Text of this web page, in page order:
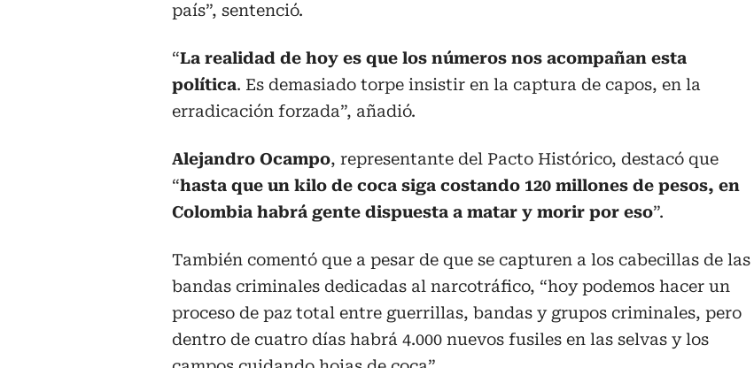
país”, sentenció.
“La realidad de hoy es que los números nos acompañan esta
política. Es demasiado torpe insistir en la captura de capos, en la
erradicación forzada”, añadió.
Alejandro Ocampo, representante del Pacto Histórico, destacó que
“hasta que un kilo de coca siga costando 120 millones de pesos, en
Colombia habrá gente dispuesta a matar y morir por eso”.
También comentó que a pesar de que se capturen a los cabecillas de las
bandas criminales dedicadas al narcotráfico, “hoy podemos hacer un
proceso de paz total entre guerrillas, bandas y grupos criminales, pero
dentro de cuatro días habrá 4.000 nuevos fusiles en las selvas y los